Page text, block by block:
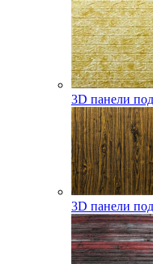
3D панели
3D панели